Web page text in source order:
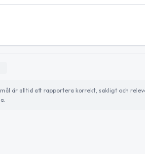
är alltid att rapportera korrekt, sakligt och